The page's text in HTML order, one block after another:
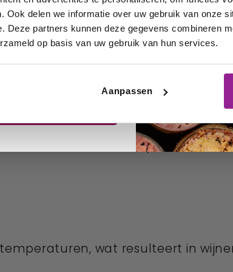
Ook delen we informatie over uw gebruik van onze
Deze partners kunnen deze gegevens combineren
op basis van uw gebruik van hun services.
Aanpassen
biedt krachtige wijnen met
cruciale rol in de productie
wat resulteert in
en uw
wijnen!